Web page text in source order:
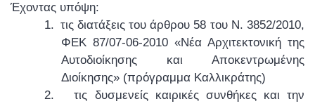
Έχοντας υπόψη:
1. τις διατάξεις του άρθρου 58 του Ν. 3852/2010,
ΦΕΚ 87/07-06-2010 «Νέα Αρχιτεκτονική της
Αυτοδιοίκησης και Αποκεντρωμένης
Διοίκησης» (πρόγραμμα Καλλικράτης)
2.
τις δυσμενείς καιρικές συνθήκες και την